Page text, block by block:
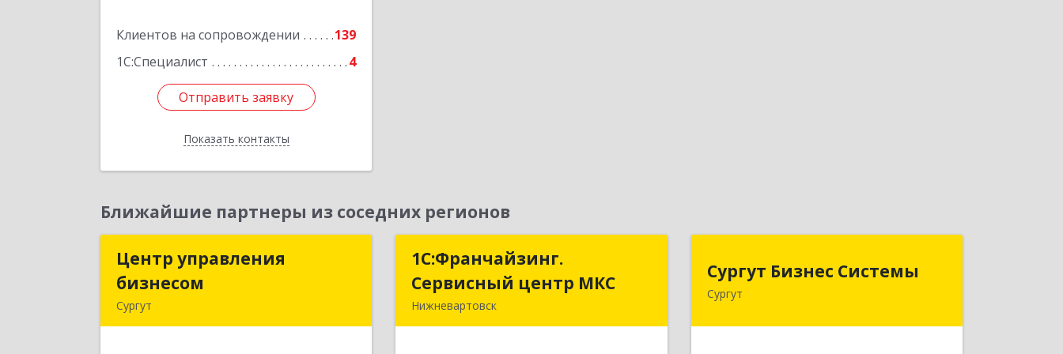
Клиентов на сопровождении
139
1С:Специалист
4
Отправить заявку
Показать контакты
Подробнее
Отправить заявку
Назад
Ближайшие партнеры из соседних регионов
Центр управления
бизнесом
Сургут
Центр управления
1С:Франчайзинг.
Сервисный центр МКС
Нижневартовск
1С:Франчайзинг.
Сервисный центр МКС
Сургут Бизнес Системы
Сургут